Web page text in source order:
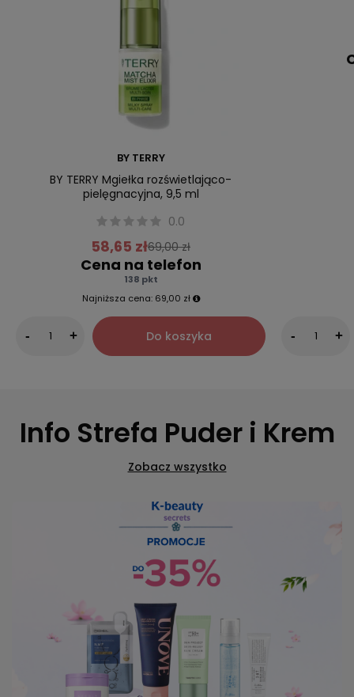
BY TERRY
BY TERRY Mgiełka rozświetlająco-
pielęgnacyjna, 9,5 ml
0.0
58,65 zł69,00 zł
138 pkt
Cena na telefon
Najniższa cena: 69,00 zł
- + Do koszyka - +
Info Strefa Puder i Krem
Zobacz wszystko